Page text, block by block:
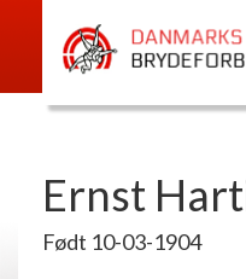
Ernst
Født 10-03-1904